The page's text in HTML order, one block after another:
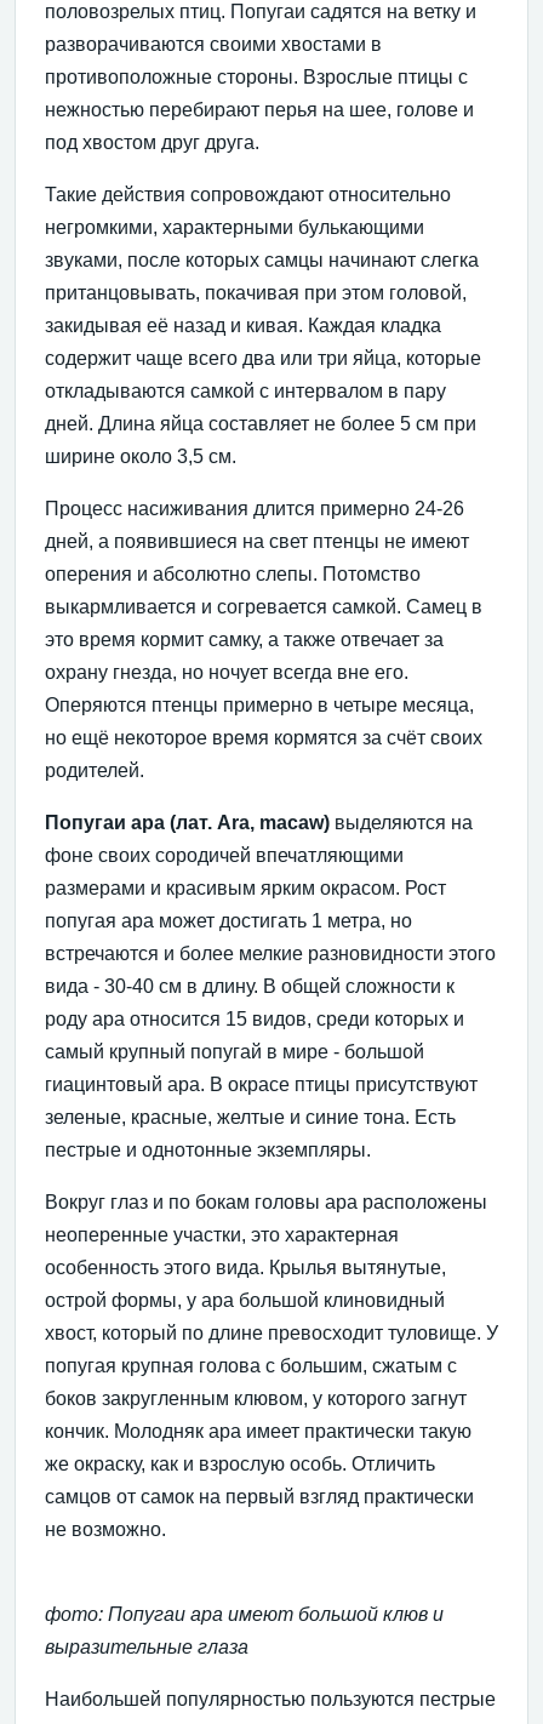
половозрелых птиц. Попугаи садятся на ветку и
разворачиваются своими хвостами в
противоположные стороны. Взрослые птицы с
нежностью перебирают перья на шее, голове и
под хвостом друг друга.
Такие действия сопровождают относительно
негромкими, характерными булькающими
звуками, после которых самцы начинают слегка
пританцовывать, покачивая при этом головой,
закидывая её назад и кивая. Каждая кладка
содержит чаще всего два или три яйца, которые
откладываются самкой с интервалом в пару
дней. Длина яйца составляет не более 5 см при
ширине около 3,5 см.
Процесс насиживания длится примерно 24-26
дней, а появившиеся на свет птенцы не имеют
оперения и абсолютно слепы. Потомство
выкармливается и согревается самкой. Самец в
это время кормит самку, а также отвечает за
охрану гнезда, но ночует всегда вне его.
Оперяются птенцы примерно в четыре месяца,
но ещё некоторое время кормятся за счёт своих
родителей.
Попугаи ара (лат. Ara, macaw) выделяются на
фоне своих сородичей впечатляющими
размерами и красивым ярким окрасом. Рост
попугая ара может достигать 1 метра, но
встречаются и более мелкие разновидности этого
вида - 30-40 см в длину. В общей сложности к
роду ара относится 15 видов, среди которых и
самый крупный попугай в мире - большой
гиацинтовый ара. В окрасе птицы присутствуют
зеленые, красные, желтые и синие тона. Есть
пестрые и однотонные экземпляры.
Вокруг глаз и по бокам головы ара расположены
неоперенные участки, это характерная
особенность этого вида. Крылья вытянутые,
острой формы, у ара большой клиновидный
хвост, который по длине превосходит туловище. У
попугая крупная голова с большим, сжатым с
боков закругленным клювом, у которого загнут
кончик. Молодняк ара имеет практически такую
же окраску, как и взрослую особь. Отличить
самцов от самок на первый взгляд практически
не возможно.
фото: Попугаи ара имеют большой клюв и
выразительные глаза
Наибольшей популярностью пользуются пестрые